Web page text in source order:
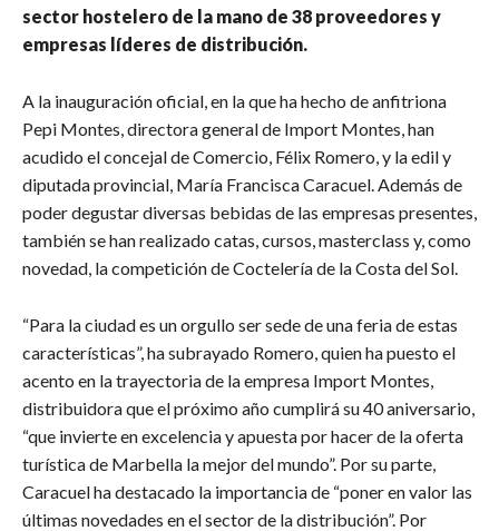
sector hostelero de la mano de 38 proveedores y
empresas líderes de distribución.
A la inauguración oficial, en la que ha hecho de anfitriona
Pepi Montes, directora general de Import Montes, han
acudido el concejal de Comercio, Félix Romero, y la edil y
diputada provincial, María Francisca Caracuel. Además de
poder degustar diversas bebidas de las empresas presentes,
también se han realizado catas, cursos, masterclass y, como
novedad, la competición de Coctelería de la Costa del Sol.
“Para la ciudad es un orgullo ser sede de una feria de estas
características”, ha subrayado Romero, quien ha puesto el
acento en la trayectoria de la empresa Import Montes,
distribuidora que el próximo año cumplirá su 40 aniversario,
“que invierte en excelencia y apuesta por hacer de la oferta
turística de Marbella la mejor del mundo”. Por su parte,
Caracuel ha destacado la importancia de “poner en valor las
últimas novedades en el sector de la distribución”. Por